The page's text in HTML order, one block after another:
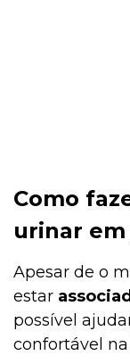
Como
urinar em
Apesar de o
estar
possível
confortável